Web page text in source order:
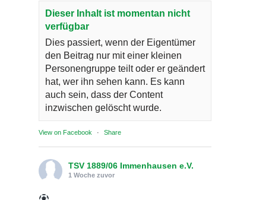
Dieser Inhalt ist momentan nicht
verfügbar
Dies passiert, wenn der Eigentümer
den Beitrag nur mit einer kleinen
Personengruppe teilt oder er geändert
hat, wer ihn sehen kann. Es kann
auch sein, dass der Content
inzwischen gelöscht wurde.
View on Facebook · Share
TSV 1889/06 Immenhausen e.V.
1 Woche zuvor